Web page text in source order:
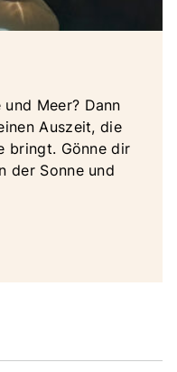
Meer? Dann
Auszeit, die
bringt. Gönne dir
der Sonne und